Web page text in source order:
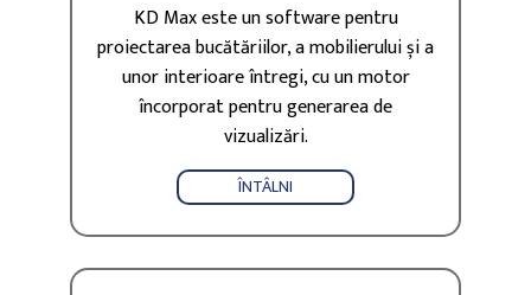
KD Max este un software pentru
proiectarea bucătăriilor, a mobilierului și a
unor interioare întregi, cu un motor
încorporat pentru generarea de
vizualizări.
ÎNTÂLNI